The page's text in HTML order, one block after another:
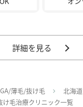
詳細を見る
薄毛/抜け毛 北海道
け毛治療クリニック一覧